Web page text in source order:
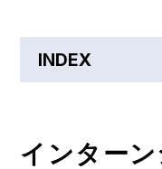
INDEX
インター